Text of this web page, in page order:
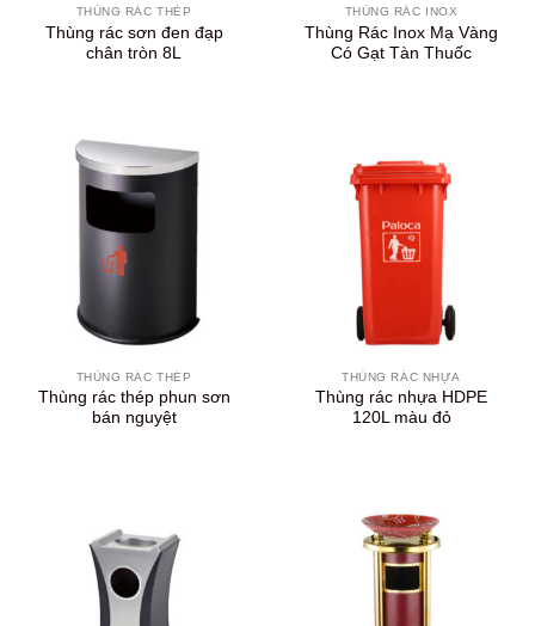
THÙNG RÁC THÉP
Thùng rác sơn đen đạp
chân tròn 8L
THÙNG RÁC INOX
Thùng Rác Inox Mạ Vàng
Có Gạt Tàn Thuốc
THÙNG RÁC THÉP
Thùng rác thép phun sơn
bán nguyệt
THÙNG RÁC NHỰA
Thùng rác nhựa HDPE
120L màu đỏ